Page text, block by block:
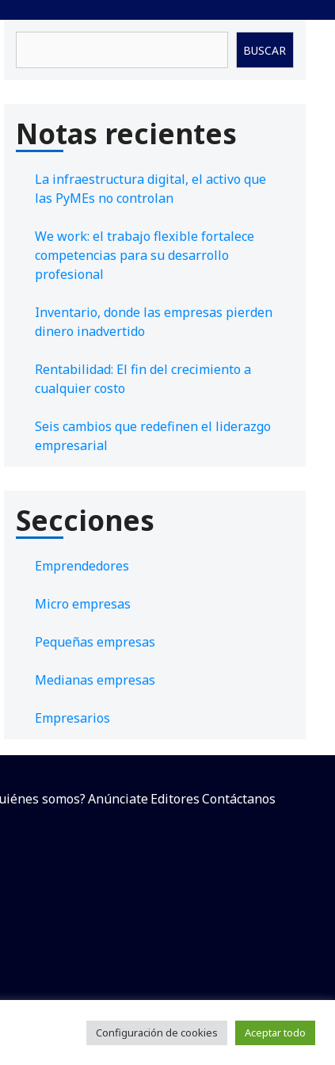
BUSCAR
Notas recientes
La infraestructura digital, el activo que
las PyMEs no controlan
We work: el trabajo flexible fortalece
competencias para su desarrollo
profesional
Inventario, donde las empresas pierden
dinero inadvertido
Rentabilidad: El fin del crecimiento a
cualquier costo
Seis cambios que redefinen el liderazgo
empresarial
Secciones
Emprendedores
Micro empresas
Pequeñas empresas
Medianas empresas
Empresarios
somos?AnúnciateEditoresContáctanos
sin dar referencia a la fuente.
Configuración de cookies Aceptar todo